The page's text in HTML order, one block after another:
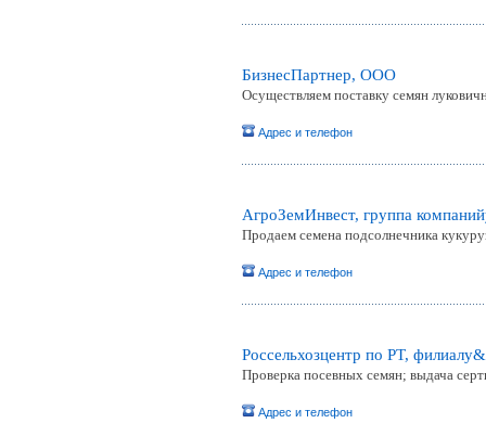
БизнесПартнер, ООО
Осуществляем поставку семян
Адрес и телефон
АгроЗемИнвест, группа
Продаем семена подсолнечника
Адрес и телефон
Россельхозцентр по РТ, филиалy&
Проверка посевных семян; выдача
Адрес и телефон